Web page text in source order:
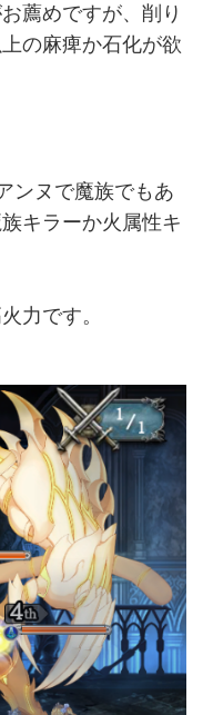
薦めですが、削り
の麻痺か石化が欲
ンヌで魔族でもあ
キラーか火属性キ
力です。